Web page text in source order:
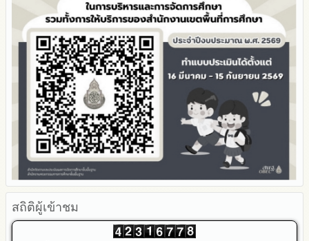
สถิติผู้เข้าชม